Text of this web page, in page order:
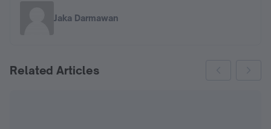
Jaka Darmawan
Related Articles